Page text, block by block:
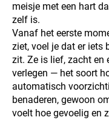
meisje met een hart
zelf is.
Vanaf het eerste
ziet, voel je dat er iets
zit. Ze is lief, zacht en
verlegen — het soort
automatisch
benaderen, gewoon
voelt hoe gevoelig en